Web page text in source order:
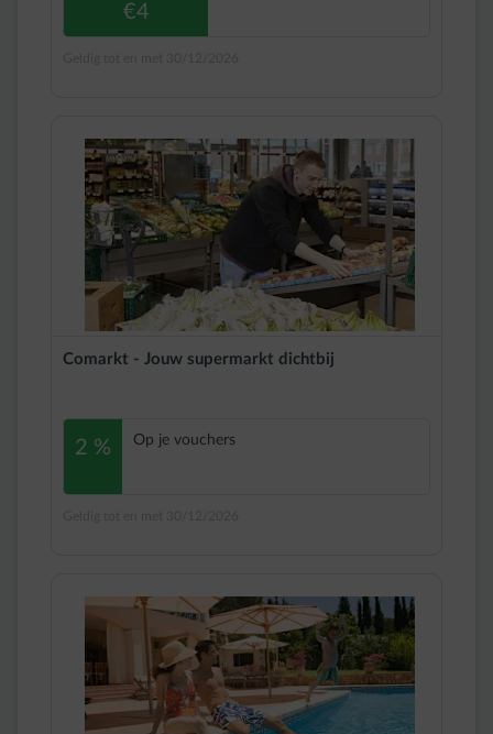
€4
Comarkt - Jouw supermarkt dichtbij
2 % Op je vouchers